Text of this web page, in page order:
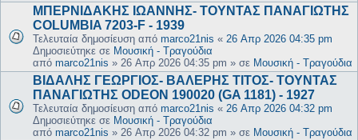
ΜΠΕΡΝΙΔΑΚΗΣ ΙΩΑΝΝΗΣ- ΤΟΥΝΤΑΣ ΠΑΝΑΓΙΩΤΗΣ
COLUMBIA 7203-F - 1939
Τελευταία δημοσίευση από marco21nis « 26 Απρ 2026 04:35 pm
Δημοσιεύτηκε σε Μουσική - Τραγούδια
από marco21nis » 26 Απρ 2026 04:35 pm » σε Μουσική - Τραγούδια
ΒΙΔΑΛΗΣ ΓΕΩΡΓΙΟΣ- ΒΑΛΕΡΗΣ ΤΙΤΟΣ- ΤΟΥΝΤΑΣ
ΠΑΝΑΓΙΩΤΗΣ ODEON 190020 (GA 1181) - 1927
Τελευταία δημοσίευση από marco21nis « 26 Απρ 2026 04:32 pm
Δημοσιεύτηκε σε Μουσική - Τραγούδια
από marco21nis » 26 Απρ 2026 04:32 pm » σε Μουσική - Τραγούδια